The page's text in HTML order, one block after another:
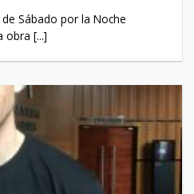
Sábado por la Noche
obra [...]